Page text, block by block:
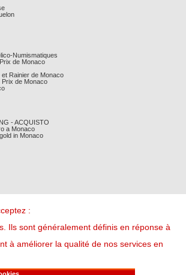
Numismatiques
de Monaco
Rainier de Monaco
de Monaco
- ACQUISTO
a Monaco
in Monaco
:
Ils sont généralement définis en réponse à
à améliorer la qualité de nos services en